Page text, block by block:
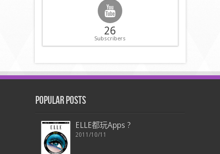
26
Subscribers
Popular Posts
ELLE都玩Apps ?
2011/10/11